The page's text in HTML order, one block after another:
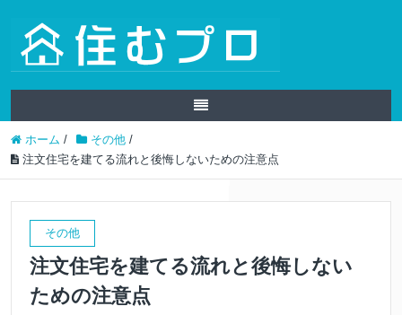
ホーム / その他 /
注文住宅を建てる流れと後悔しないための注意点
その他
注文住宅を建てる流れと後悔しない
ための注意点